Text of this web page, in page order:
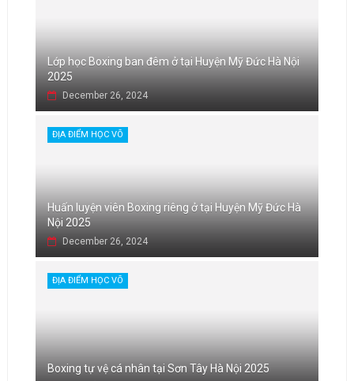
Lớp học Boxing ban đêm ở tại Huyện Mỹ Đức Hà Nội
2025
December 26, 2024
ĐỊA ĐIỂM HỌC VÕ
Huấn luyện viên Boxing riêng ở tại Huyện Mỹ Đức Hà
Nội 2025
December 26, 2024
ĐỊA ĐIỂM HỌC VÕ
Boxing tự vệ cá nhân tại Sơn Tây Hà Nội 2025